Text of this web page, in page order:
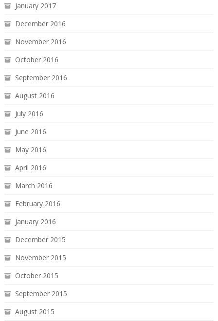
January 2017
December 2016
November 2016
October 2016
September 2016
August 2016
July 2016
June 2016
May 2016
April 2016
March 2016
February 2016
January 2016
December 2015
November 2015
October 2015
September 2015
August 2015